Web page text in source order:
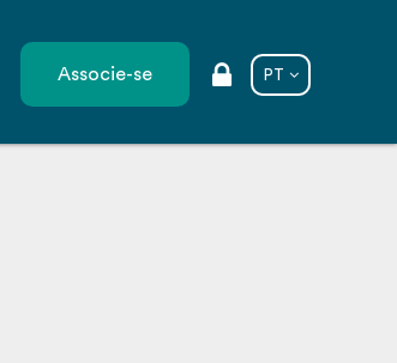
Associe-se PT